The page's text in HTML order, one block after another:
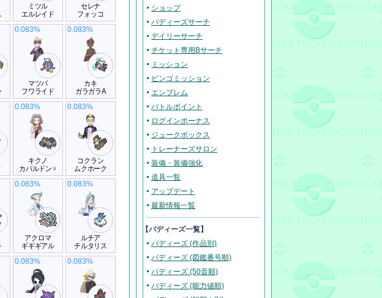
ミツル
エルレイド
セレナ
フォッコ
マツバ
フワライド
0.083%
カキ
ガラガラA
0.083%
キクノ
カバルドン♀
0.083%
コクラン
ムクホーク
0.083%
アクロマ
ギギギアル
0.083%
ルチア
チルタリス
0.083%
0.083% 0.083%
ショップ
バディーズサーチ
デイリーサーチ
チケット専用Bサーチ
ミッション
ビンゴミッション
エンブレム
バトルポイント
ログインボーナス
ジュークボックス
トレーナーズサロン
装備・装備強化
道具一覧
アップデート
最新情報一覧
【バディーズ一覧】
バディーズ (作品別)
バディーズ (図鑑番号順)
バディーズ (50音順)
バディーズ (能力値順)